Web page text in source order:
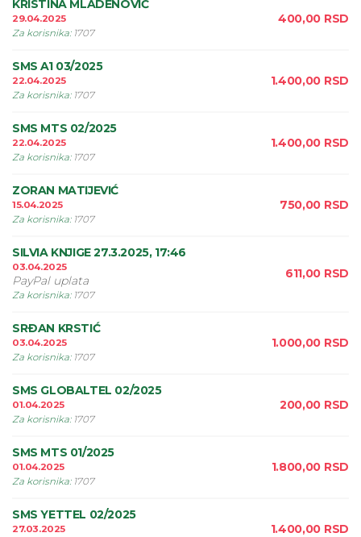
KRISTINA MLADENOVIĆ
29.04.2025
Za korisnika: 1707
400,00 RSD
SMS A1 03/2025
22.04.2025
Za korisnika: 1707
1.400,00 RSD
SMS MTS 02/2025
22.04.2025
Za korisnika: 1707
1.400,00 RSD
ZORAN MATIJEVIĆ
15.04.2025
Za korisnika: 1707
750,00 RSD
SILVIA KNJIGE 27.3.2025, 17:46
03.04.2025
PayPal uplata
Za korisnika: 1707
611,00 RSD
SRÐAN KRSTIĆ
03.04.2025
Za korisnika: 1707
1.000,00 RSD
SMS GLOBALTEL 02/2025
01.04.2025
Za korisnika: 1707
200,00 RSD
SMS MTS 01/2025
01.04.2025
Za korisnika: 1707
1.800,00 RSD
SMS YETTEL 02/2025
27.03.2025
1.400,00 RSD